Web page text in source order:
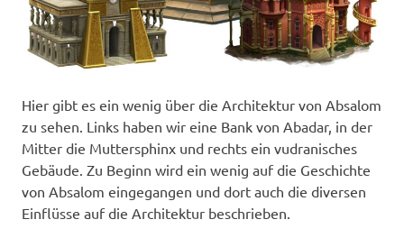
Hier gibt es ein wenig über die Architektur von Absalom
zu sehen. Links haben wir eine Bank von Abadar, in der
Mitter die Muttersphinx und rechts ein vudranisches
Gebäude. Zu Beginn wird ein wenig auf die Geschichte
von Absalom eingegangen und dort auch die diversen
Einflüsse auf die Architektur beschrieben.